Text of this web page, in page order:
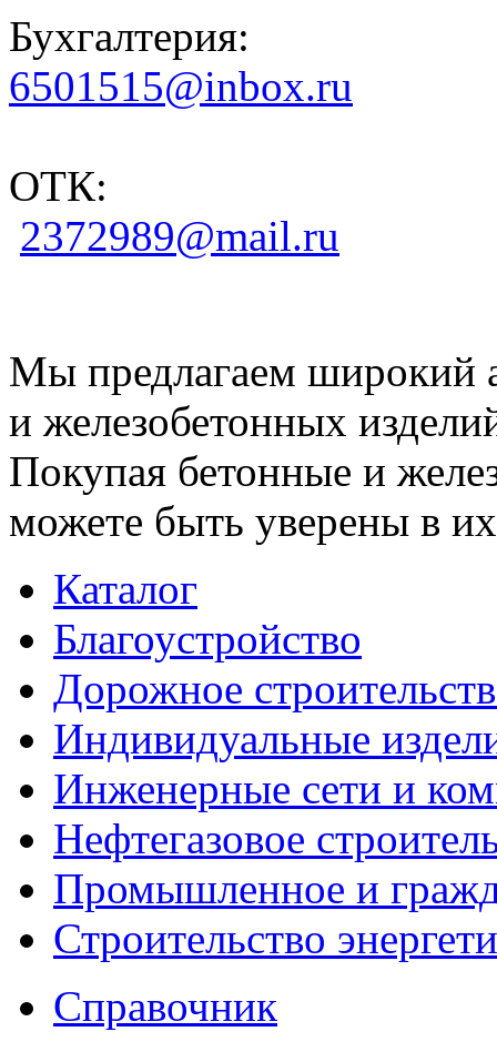
Бухгалтерия:
6501515@inbox.ru
ОТК:
2372989@mail.ru
Мы предлагаем широкий
и железобетонных
Покупая бетонные и
можете быть уверены в их
Каталог
Благоустройство
Дорожное
Индивидуальные
Инженерные сети и
Нефтегазовое
Промышленное и
Строительство
Справочник